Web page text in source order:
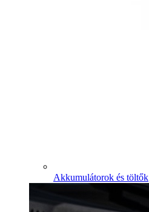
Akkumulátorok és töltők